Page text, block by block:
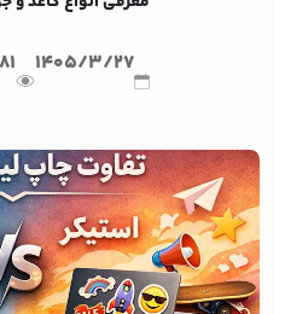
1405/3/27